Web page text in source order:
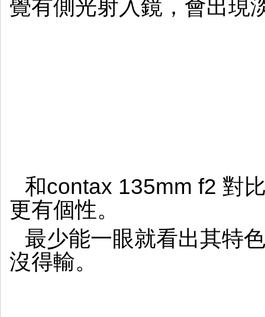
覺有側光射入鏡，會出現
和contax 135mm f2 對
更有個性。
最少能一眼就看出其特
沒得輸。